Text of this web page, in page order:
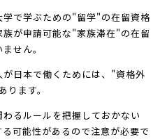
で学ぶための"留学"の在留資格
が申請可能な"家族滞在"の在留
せん。
日本で働くためには、"資格外
ます。
るルールを把握しておかない
可能性があるので注意が必要で